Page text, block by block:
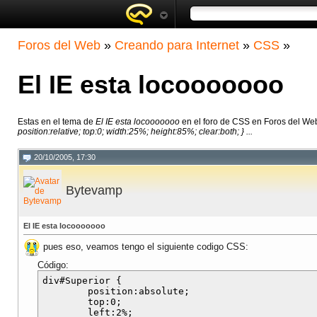
Foros del Web » Creando para Internet » CSS »
El IE esta locooooooo
Estas en el tema de El IE esta locooooooo en el foro de CSS en Foros del
position:relative; top:0; width:25%; height:85%; clear:both; } ...
20/10/2005, 17:30
Bytevamp
El IE esta locooooooo
pues eso, veamos tengo el siguiente codigo CSS:
Código:
div#Superior {